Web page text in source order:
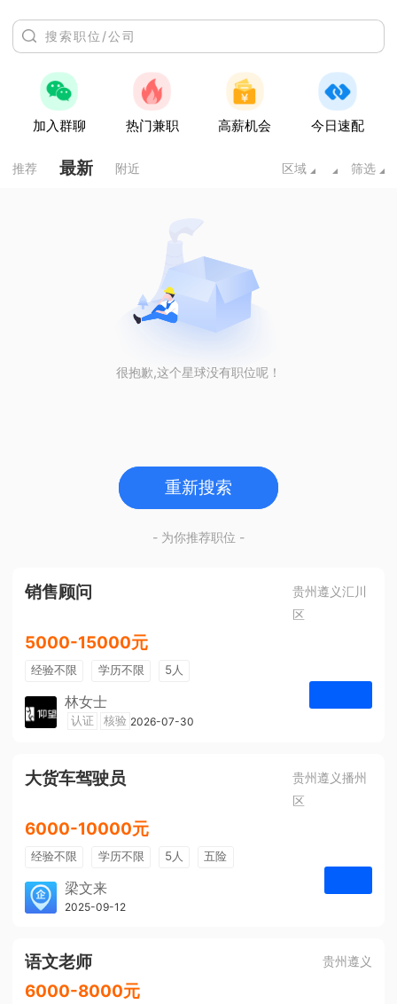
加入群聊 热门兼职 高薪机会 今日速配
推荐 最新 附近 区域 筛选
很抱歉,这个星球没有职位呢！
重新搜索
- 为你推荐职位 -
销售顾问
贵州遵义汇川
区
5000-15000元
经验不限 学历不限 5人
林女士
遵义仰望体验空间
认证 核验 2026-07-30
大货车驾驶员
贵州遵义播州
区
6000-10000元
经验不限 学历不限 5人
五险
免费培训
包住宿
梁文来
贵州璟琦物流有限公司
2025-09-12
语文老师 贵州遵义
6000-8000元